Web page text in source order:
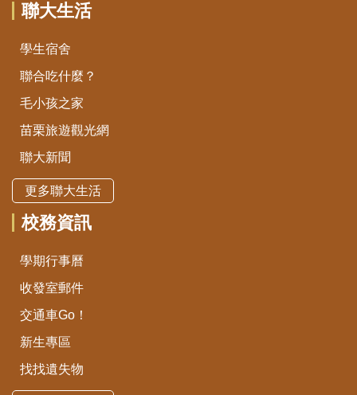
聯大生活
學生宿舍
聯合吃什麼？
毛小孩之家
苗栗旅遊觀光網
聯大新聞
更多聯大生活
校務資訊
學期行事曆
收發室郵件
交通車Go！
新生專區
找找遺失物